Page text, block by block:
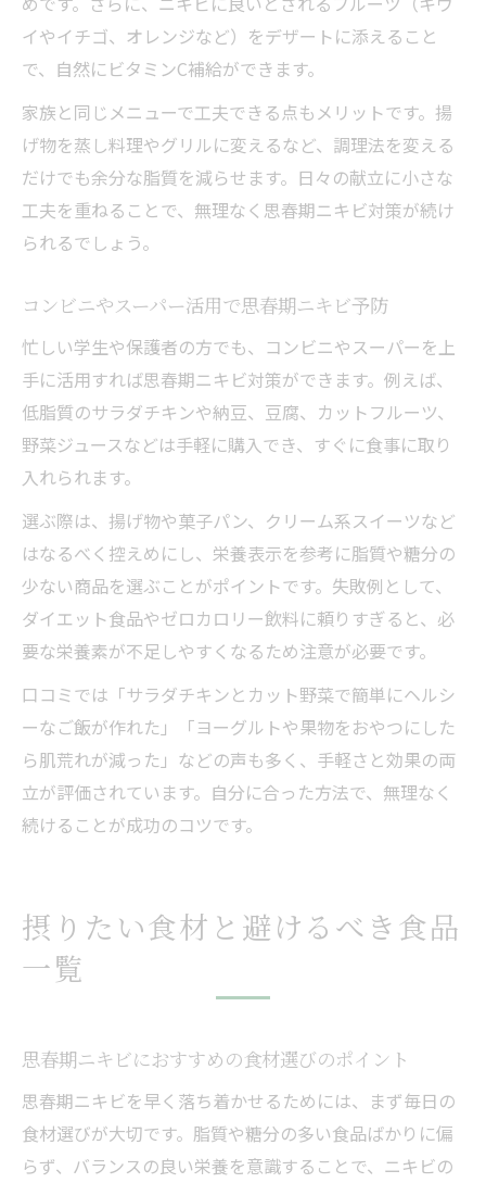
イやイチゴ、オレンジなど）をデザートに添えること
で、自然にビタミンC補給ができます。
家族と同じメニューで工夫できる点もメリットです。揚
げ物を蒸し料理やグリルに変えるなど、調理法を変える
だけでも余分な脂質を減らせます。日々の献立に小さな
工夫を重ねることで、無理なく思春期ニキビ対策が続け
られるでしょう。
コンビニやスーパー活用で思春期ニキビ予防
忙しい学生や保護者の方でも、コンビニやスーパーを上
手に活用すれば思春期ニキビ対策ができます。例えば、
低脂質のサラダチキンや納豆、豆腐、カットフルーツ、
野菜ジュースなどは手軽に購入でき、すぐに食事に取り
入れられます。
選ぶ際は、揚げ物や菓子パン、クリーム系スイーツなど
はなるべく控えめにし、栄養表示を参考に脂質や糖分の
少ない商品を選ぶことがポイントです。失敗例として、
ダイエット食品やゼロカロリー飲料に頼りすぎると、必
要な栄養素が不足しやすくなるため注意が必要です。
口コミでは「サラダチキンとカット野菜で簡単にヘルシ
ーなご飯が作れた」「ヨーグルトや果物をおやつにした
ら肌荒れが減った」などの声も多く、手軽さと効果の両
立が評価されています。自分に合った方法で、無理なく
続けることが成功のコツです。
摂りたい食材と避けるべき食品
一覧
思春期ニキビにおすすめの食材選びのポイント
思春期ニキビを早く落ち着かせるためには、まず毎日の
食材選びが大切です。脂質や糖分の多い食品ばかりに偏
らず、バランスの良い栄養を意識することで、ニキビの